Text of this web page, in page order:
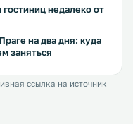
недалеко от
на два дня: куда
заняться
ссылка на источник